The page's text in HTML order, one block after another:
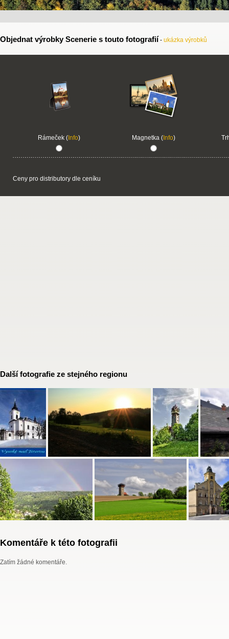
Objednat výrobky Scenerie s touto fotografií - ukázka výrobků
Rámeček (Info) Magnetka (Info)
Ceny pro distributory dle ceníku
Další fotografie ze stejného regionu
Komentáře k této fotografii
Zatím žádné komentáře.